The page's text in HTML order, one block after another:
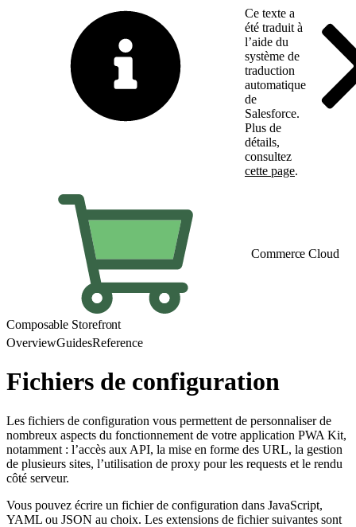
Ce texte a
été traduit à
l’aide du
système de
traduction
automatique
de
Salesforce.
Plus de
détails,
consultez
cette page.
Commerce Cloud
Composable Storefront
OverviewGuidesReference
Fichiers de configuration
Les fichiers de configuration vous permettent de personnaliser de
nombreux aspects du fonctionnement de votre application PWA Kit,
notamment : l’accès aux API, la mise en forme des URL, la gestion
de plusieurs sites, l’utilisation de proxy pour les requests et le rendu
côté serveur.
Vous pouvez écrire un fichier de configuration dans JavaScript,
YAML ou JSON au choix. Les extensions de fichier suivantes sont